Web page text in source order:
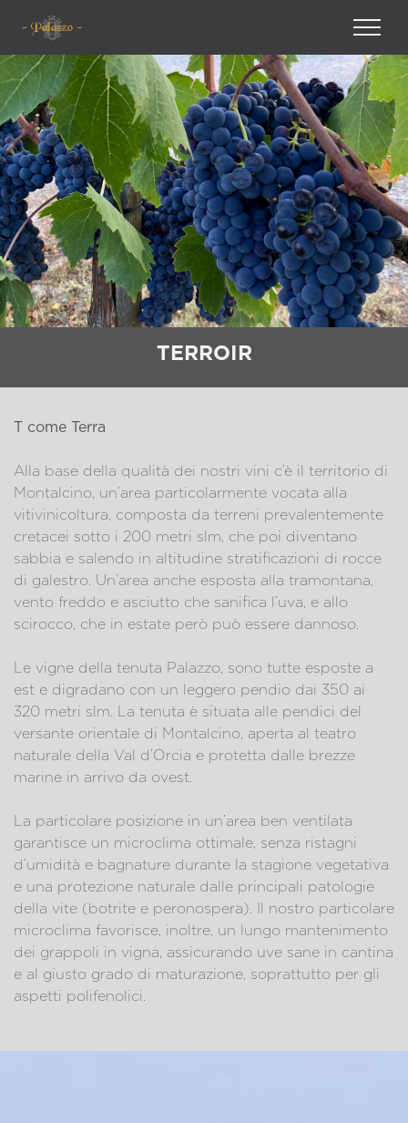
TERROIR
T come Terra
Alla base della qualità dei nostri vini c’è il territorio di
Montalcino, un’area particolarmente vocata alla
vitivinicoltura, composta da terreni prevalentemente
cretacei sotto i 200 metri slm, che poi diventano
sabbia e salendo in altitudine stratificazioni di rocce
di galestro. Un’area anche esposta alla tramontana,
vento freddo e asciutto che sanifica l’uva, e allo
scirocco, che in estate però può essere dannoso.
Le vigne della tenuta Palazzo, sono tutte esposte a
est e digradano con un leggero pendio dai 350 ai
320 metri slm. La tenuta è situata alle pendici del
versante orientale di Montalcino, aperta al teatro
naturale della Val d’Orcia e protetta dalle brezze
marine in arrivo da ovest.
La particolare posizione in un’area ben ventilata
garantisce un microclima ottimale, senza ristagni
d’umidità e bagnature durante la stagione vegetativa
e una protezione naturale dalle principali patologie
della vite (botrite e peronospera). Il nostro particolare
microclima favorisce, inoltre, un lungo mantenimento
dei grappoli in vigna, assicurando uve sane in cantina
e al giusto grado di maturazione, soprattutto per gli
aspetti polifenolici.